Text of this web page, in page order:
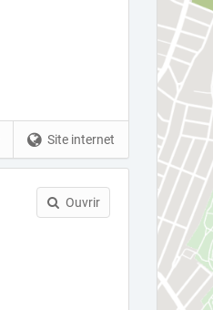
Site internet
Ouvrir